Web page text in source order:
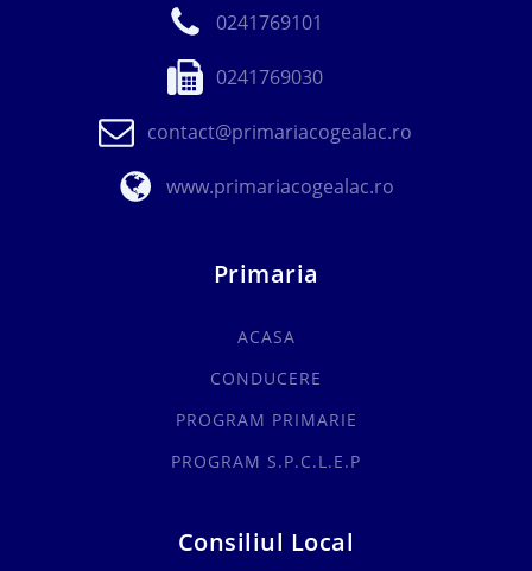
0241769101
0241769030
contact@primariacogealac.ro
www.primariacogealac.ro
Primaria
ACASA
CONDUCERE
PROGRAM PRIMARIE
PROGRAM S.P.C.L.E.P
Consiliul Local